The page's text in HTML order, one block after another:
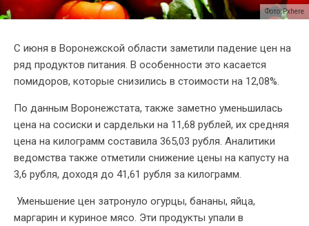
Фото: Pxhere
C июня в Воронежской области заметили падение цен на
ряд продуктов питания. В особенности это касается
помидоров, которые снизились в стоимости на 12,08%.
По данным Воронежстата, также заметно уменьшилась
цена на сосиски и сардельки на 11,68 рублей, их средняя
цена на килограмм составила 365,03 рубля. Аналитики
ведомства также отметили снижение цены на капусту на
3,6 рубля, доходя до 41,61 рубля за килограмм.
Уменьшение цен затронуло огурцы, бананы, яйца,
маргарин и куриное мясо. Эти продукты упали в